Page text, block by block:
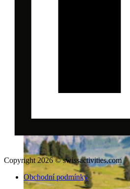
Copyright 2026 © swissactivities.com
Obchodní podmínky